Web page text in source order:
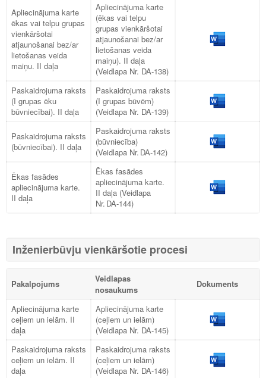
Apliecinājuma karte
ēkas vai telpu grupas
vienkāršotai
atjaunošanai bez/ar
lietošanas veida
maiņu. II daļa
Apliecinājuma karte
(ēkas vai telpu
grupas vienkāršotai
atjaunošanai bez/ar
lietošanas veida
maiņu). II daļa
(Veidlapa Nr. DA-138)
Paskaidrojuma raksts
(I grupas ēku
būvniecībai). II daļa
Paskaidrojuma raksts
(I grupas būvēm)
(Veidlapa Nr. DA-139)
Paskaidrojuma raksts
(būvniecībai). II daļa
Paskaidrojuma raksts
(būvniecība)
(Veidlapa Nr. DA-142)
Ēkas fasādes
apliecinājuma karte.
II daļa
Ēkas fasādes
apliecinājuma karte.
II daļa (Veidlapa
Nr. DA-144)
Inženierbūvju vienkāršotie procesi
Pakalpojums
Veidlapas
nosaukums
Dokuments
Apliecinājuma karte
ceļiem un ielām. II
daļa
Apliecinājuma karte
(ceļiem un ielām)
(Veidlapa Nr. DA-145)
Paskaidrojuma raksts
ceļiem un ielām. II
daļa
Paskaidrojuma raksts
(ceļiem un ielām)
(Veidlapa Nr. DA-146)